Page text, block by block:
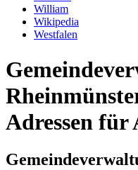
William
Wikipedia
Westfalen
Adressen für